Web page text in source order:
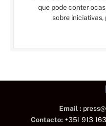
que pode conter
sobre iniciativas,
Email :
Contacto: +351 913